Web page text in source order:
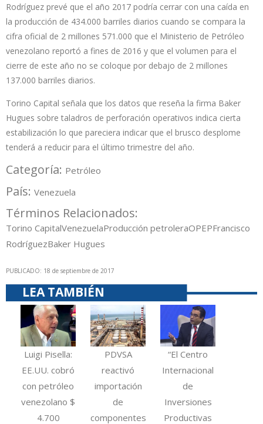
Rodríguez prevé que el año 2017 podría cerrar con una caída en
la producción de 434.000 barriles diarios cuando se compara la
cifra oficial de 2 millones 571.000 que el Ministerio de Petróleo
venezolano reportó a fines de 2016 y que el volumen para el
cierre de este año no se coloque por debajo de 2 millones
137.000 barriles diarios.
Torino Capital señala que los datos que reseña la firma Baker
Hugues sobre taladros de perforación operativos indica cierta
estabilización lo que pareciera indicar que el brusco desplome
tenderá a reducir para el último trimestre del año.
Categoría: Petróleo
País: Venezuela
Términos Relacionados:
Torino CapitalVenezuelaProducción petroleraOPEPFrancisco
RodríguezBaker Hugues
PUBLICADO: 18 de septiembre de 2017
LEA TAMBIÉN
Luigi Pisella:
EE.UU. cobró
con petróleo
venezolano $
4.700
PDVSA
reactivó
importación
de
componentes
“El Centro
Internacional
de
Inversiones
Productivas